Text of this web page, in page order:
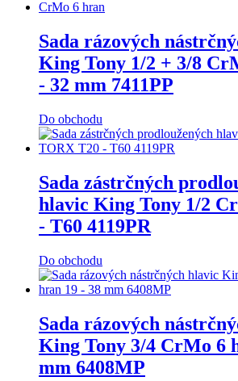
Sada rázových
King Tony 1/2 + 3/8
- 32 mm 7411PP
Do obchodu
Sada zástrčných
hlavic King Tony 1/2
- T60 4119PR
Do obchodu
Sada rázových
King Tony 3/4 CrMo 6
mm 6408MP